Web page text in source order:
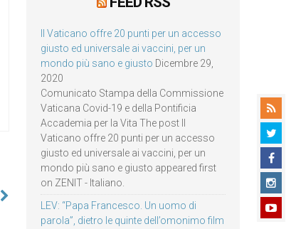
Il Vaticano offre 20 punti per un accesso
giusto ed universale ai vaccini, per un
mondo più sano e giusto Dicembre 29,
2020
Comunicato Stampa della Commissione
Vaticana Covid-19 e della Pontificia
Accademia per la Vita The post Il
Vaticano offre 20 punti per un accesso
giusto ed universale ai vaccini, per un
mondo più sano e giusto appeared first
on ZENIT - Italiano.
LEV: “Papa Francesco. Un uomo di
parola”, dietro le quinte dell’omonimo film